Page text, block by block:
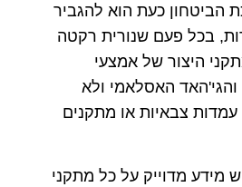
הביטחון כעת הוא להגביר
בכל פעם שנורית רקטה
היצור של אמצעי
האסלאמי ולא
צבאיות או מתקנים
מידע מדוייק על כל מתקני